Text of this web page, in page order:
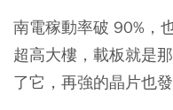
南電稼動率破 90%，
超高大樓，載板就是
了它，再強的晶片也發